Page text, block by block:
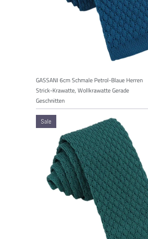
GASSANI 6cm Schmale Petrol-Blaue Herren
Strick-Krawatte, Wollkrawatte Gerade
Geschnitten
Sale